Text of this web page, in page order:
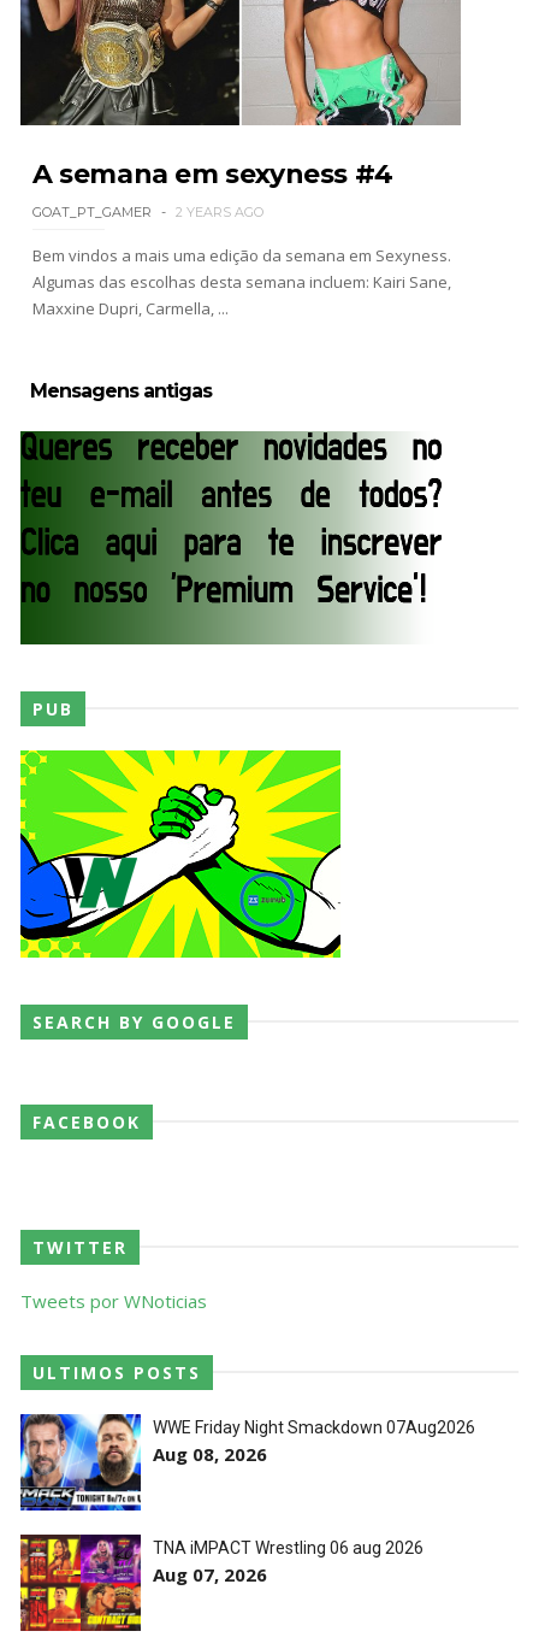
WWE: Netflix censura segmento entre Becky
Lynch e Liv Morgan no Raw
SCSA867-Aug 07 2026
Estreia no Main Roster à vista? WWE regista
marca "Vice City" para Lola Vice
SCSA867-Aug 07 2026
Recomeço na AEW: Daniel Garcia revela como
junto dos fãs
SCSA867-Aug 07 2026
Drama no SummerSlam 2026: WWE esteve perto
de interromper combate de Brie Bella após
lesão grave no ombro
WWE: Nikki Bella não quer continuar na WWE
sem Brie Bella
SCSA867-Aug 07 2026
AEW: Samoa Joe faz tease de regresso no All In
SCSA867 -Aug 07 2026
WWE: Possível adversário de Roman Reigns no
México revelado
próximo passo
SCSA867-Aug 07 2026
por várias semanas
SCSA867-Aug 06 2026
ESTAGNAÇÃO NO MAIN EVENT? Triple H
lutadores da WWE
Unknown-Aug 06 2026
A semana em sexyness #4
GOAT_PT_GAMER 2 YEARS AGO
Bem vindos a mais uma edição da semana em Sexyness.
Algumas das escolhas desta semana incluem: Kairi Sane,
Maxxine Dupri, Carmella, ...
Mensagens antigas
PUB
SEARCH BY GOOGLE
FACEBOOK
TWITTER
Tweets por WNoticias
ULTIMOS POSTS
WWE Friday Night Smackdown 07Aug2026
Aug 08, 2026
TNA iMPACT Wrestling 06 aug 2026
Aug 07, 2026